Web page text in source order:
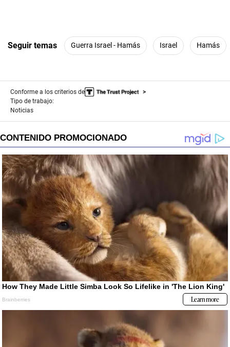
Seguir temas Guerra Israel - Hamás Israel Hamás
Conforme a los criterios de
Tipo de trabajo:
Noticias